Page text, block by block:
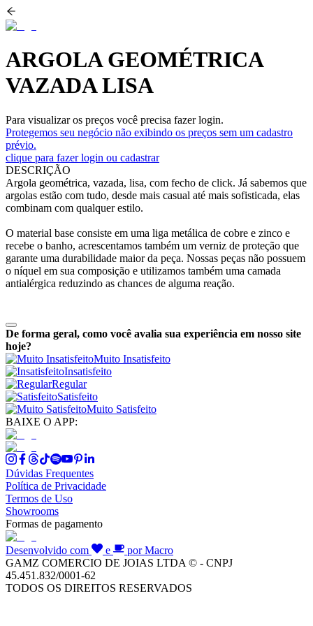
ARGOLA GEOMÉTRICA
VAZADA LISA
Para visualizar os preços você precisa fazer login.
Protegemos seu negócio não exibindo os preços sem um cadastro
prévio.
clique para fazer login ou cadastrar
DESCRIÇÃO
Argola geométrica, vazada, lisa, com fecho de click. Já sabemos que
argolas estão com tudo, desde mais casual até mais sofisticada, elas
combinam com qualquer estilo.
O material base consiste em uma liga metálica de cobre e zinco e
recebe o banho, acrescentamos também um verniz de proteção que
garante uma durabilidade maior da peça. Nossas peças não possuem
o níquel em sua composição e utilizamos também uma camada
antialérgica reduzindo as chances de alguma reação.
De forma geral, como você avalia sua experiência em nosso site
hoje?
Muito Insatisfeito
Insatisfeito
Regular
Satisfeito
Muito Satisfeito
BAIXE O APP:
Dúvidas Frequentes
Política de Privacidade
Termos de Uso
Showrooms
Formas de pagamento
Desenvolvido com e
por Macro
GAMZ COMERCIO DE JOIAS LTDA © - CNPJ
45.451.832/0001-62
TODOS OS DIREITOS RESERVADOS